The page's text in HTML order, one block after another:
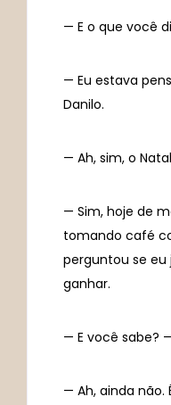
— E o que você
— Eu estava
Danilo.
— Ah, sim, o
— Sim, hoje de
tomando café
perguntou se eu
ganhar.
— E você sabe?
— Ah, ainda não.